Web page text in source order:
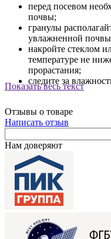
Показать весь текст
перед посевом
почвы;
гранулы
увлажненной
накройте стеклом
температуре не
прорастания;
следите за
Отзывы о товаре
Написать отзыв
Нам доверяют